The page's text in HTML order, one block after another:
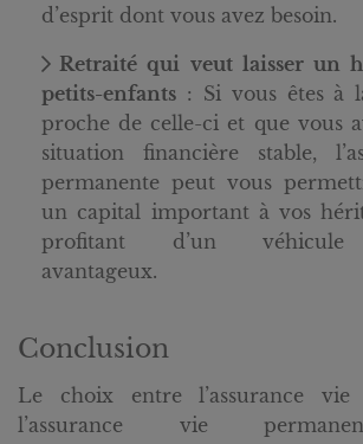
d’esprit dont vous avez besoin.
Retraité qui veut laisser un
petits-enfants : Si vous êtes à
proche de celle-ci et que vous
situation financière stable,
permanente peut vous
un capital important à vos
profitant d’un véhicule
avantageux.
Conclusion
Le choix entre l’assurance
l’assurance vie